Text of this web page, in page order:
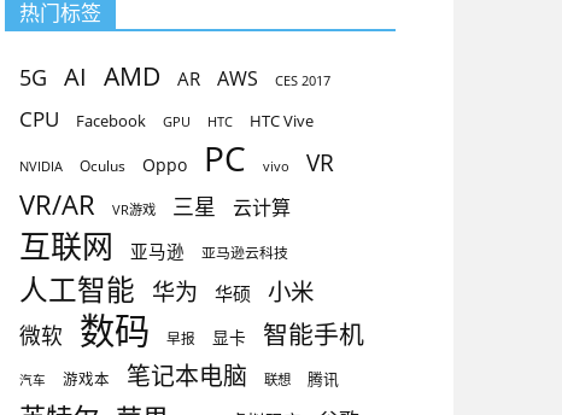
热门标签
5G AI AMD AR AWS CES 2017
CPU Facebook GPU HTC HTC Vive
NVIDIA Oculus Oppo PC vivo VR
VR/AR VR游戏 三星 云计算
互联网 亚马逊 亚马逊云科技
人工智能 华为 华硕 小米
微软 数码 早报 显卡 智能手机
汽车 游戏本 笔记本电脑 联想 腾讯